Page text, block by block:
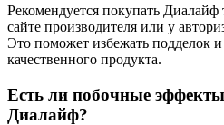
Рекомендуется покупать
сайте производителя или у
Это поможет избежать подделок
качественного продукта.
Есть ли побочные
Диалайф?